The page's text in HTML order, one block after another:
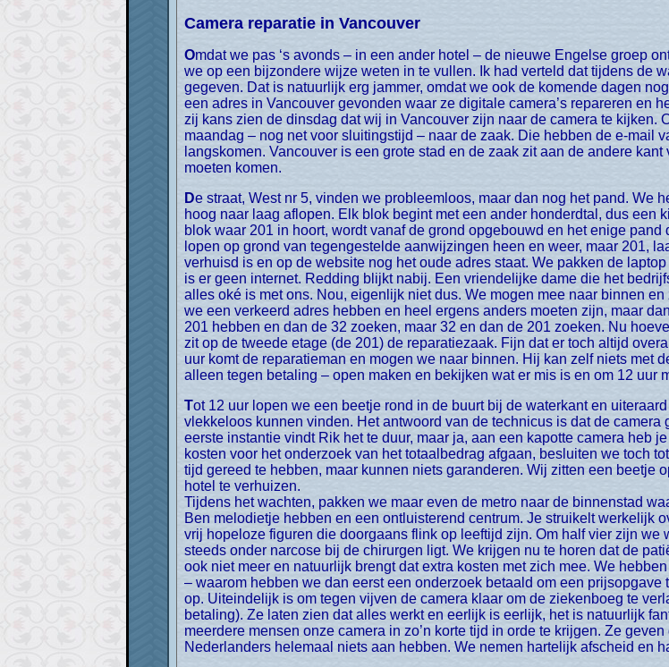
Camera reparatie in Vancouver
Omdat we pas ‘s avonds – in een ander hotel – de nieuwe Engelse groep ontmoeten, hebben we een dagje over in Vancouver, dat
we op een bijzondere wijze weten in te vullen. Ik had verteld dat tijdens de
gegeven. Dat is natuurlijk erg jammer, omdat we ook de komende dagen
een adres in Vancouver gevonden waar ze digitale camera’s repareren en
zij kans zien de dinsdag dat wij in Vancouver zijn naar de camera te kijken.
maandag – nog net voor sluitingstijd – naar de zaak. Die hebben de e-mail
langskomen. Vancouver is een grote stad en de zaak zit aan de andere
moeten komen.
De straat, West nr 5, vinden we probleemloos, maar dan nog het pand. We hebben als nummer 201-32 en zien de nummers van
hoog naar laag aflopen. Elk blok begint met een ander honderdtal, dus een
blok waar 201 in hoort, wordt vanaf de grond opgebouwd en het enige
lopen op grond van tegengestelde aanwijzingen heen en weer, maar 201,
verhuisd is en op de website nog het oude adres staat. We pakken de
is er geen internet. Redding blijkt nabij. Een vriendelijke dame die het
alles oké is met ons. Nou, eigenlijk niet dus. We mogen mee naar binnen
we een verkeerd adres hebben en heel ergens anders moeten zijn, maar
201 hebben en dan de 32 zoeken, maar 32 en dan de 201 zoeken. Nu
zit op de tweede etage (de 201) de reparatiezaak. Fijn dat er toch altijd
uur komt de reparatieman en mogen we naar binnen. Hij kan zelf niets met
alleen tegen betaling – open maken en bekijken wat er mis is en om 12 uur
Tot 12 uur lopen we een beetje rond in de buurt bij de waterkant en uiteraard zijn we bijtijds weer terug bij de winkel die we nu
vlekkeloos kunnen vinden. Het antwoord van de technicus is dat de camera
eerste instantie vindt Rik het te duur, maar ja, aan een kapotte camera heb
kosten voor het onderzoek van het totaalbedrag afgaan, besluiten we toch
tijd gereed te hebben, maar kunnen niets garanderen. Wij zitten een beetje
hotel te verhuizen.
Tijdens het wachten, pakken we maar even de metro naar de binnenstad
Ben melodietje hebben en een ontluisterend centrum. Je struikelt werkelijk
vrij hopeloze figuren die doorgaans flink op leeftijd zijn. Om half vier zijn we
steeds onder narcose bij de chirurgen ligt. We krijgen nu te horen dat de
ook niet meer en natuurlijk brengt dat extra kosten met zich mee. We
– waarom hebben we dan eerst een onderzoek betaald om een
op. Uiteindelijk is om tegen vijven de camera klaar om de ziekenboeg te
betaling). Ze laten zien dat alles werkt en eerlijk is eerlijk, het is natuurlijk
meerdere mensen onze camera in zo’n korte tijd in orde te krijgen. Ze
Nederlanders helemaal niets aan hebben. We nemen hartelijk afscheid en